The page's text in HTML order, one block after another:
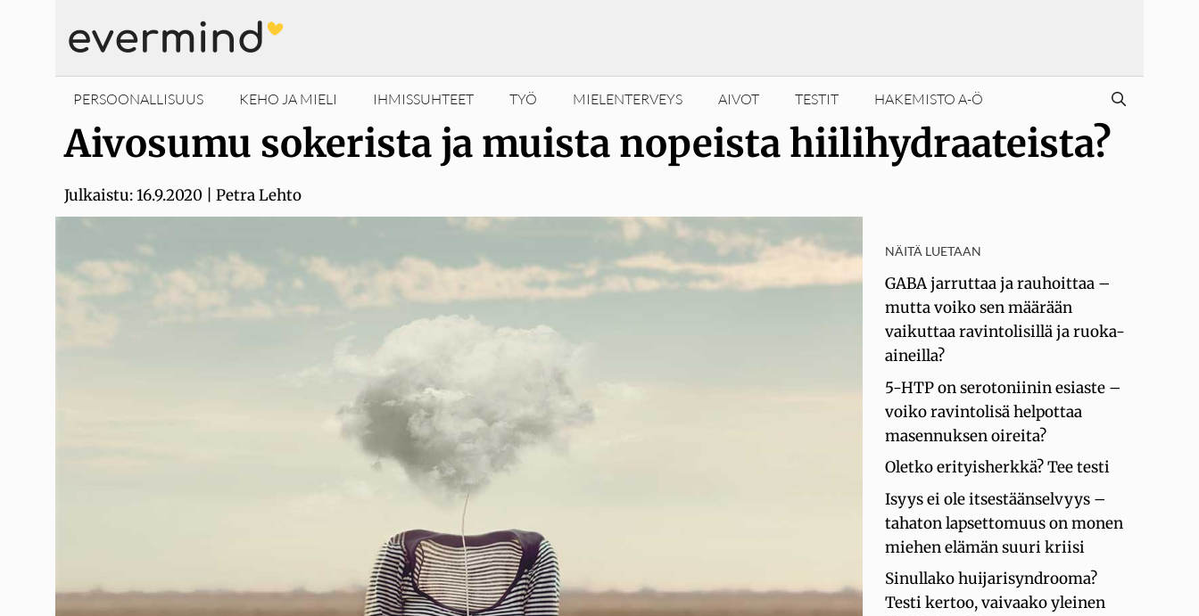
sisältöön
PERSOONALLISUUS KEHO JA MIELI IHMISSUHTEET TYÖ MIELENTERVEYS AIVOT TESTIT HAKEMISTO A-Ö
Aivosumu sokerista ja muista nopeista hiilihydraateista?
Julkaistu:16.9.2020 Petra Lehto
NÄITÄ LUETAAN
GABA jarruttaa ja rauhoittaa –
mutta voiko sen määrään
vaikuttaa ravintolisillä ja ruoka-
aineilla?
5-HTP on serotoniinin esiaste –
voiko ravintolisä helpottaa
masennuksen oireita?
Oletko erityisherkkä? Tee testi
Isyys ei ole itsestäänselvyys –
tahaton lapsettomuus on monen
miehen elämän suuri kriisi
Sinullako huijarisyndrooma?
Testi kertoo, vaivaako yleinen